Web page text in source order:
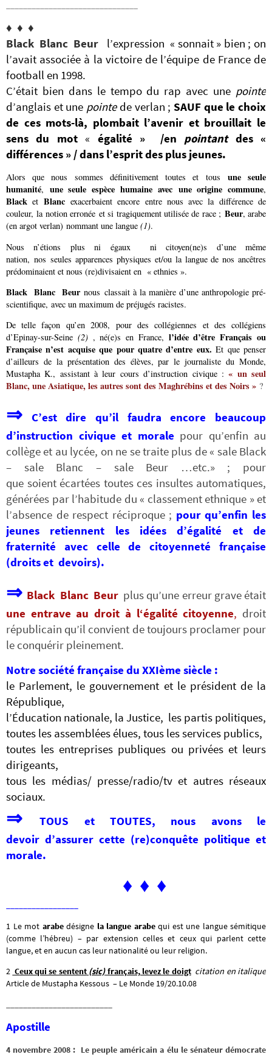
♦ ♦ ♦
Black Blanc Beur
l’expression « sonnait » bien ; on
l’avait associée à la victoire de l’équipe de France de
football en 1998.
C’était bien dans le tempo du rap avec une pointe
d’anglais et une pointede verlan ; SAUF que le choix
de ces mots-là, plombait l’avenir et brouillait le
sens du mot« égalité » /en pointantdes «
différences » / dans l’esprit des plus jeunes.
Alors que nous sommes définitivement toutes et tous une seule
humanité, une seule espèce humaine avec une origine commune,
Black et Blancexacerbaient encore entre nous avec la différence de
couleur, la notion erronée et si tragiquement utilisée de race ; Beur, arabe
(en argot verlan) nommant une langue (1).
Nous n’étions plus ni égaux ni citoyen(ne)s d’une même
nation, nos seules apparences physiques et/ou la langue de nos ancêtres
prédominaient et nous (re)divisaient en « ethnies ».
Black Blanc Beurnous classait à la manière d’une anthropologie pré-
scientifique, avec un maximum de préjugés racistes.
De telle façon qu’en 2008, pour des collégiennes et des collégiens
d’Epinay-sur-Seine (2) , né(e)s en France, l’idée d’être Français ou
Française n’est acquise que pour quatre d’entre eux. Et que penser
d’ailleurs de la présentation des élèves, par le journaliste du Monde,
Mustapha K., assistant à leur cours d’instruction civique : « un seul
Blanc, une Asiatique,les autres sont des Maghrébins et des Noirs » ?
⇒ C’est dire qu’il faudra encore beaucoup
d’instruction civique et morale pour qu’enfin au
collège et au lycée, on ne se traite plus de « sale Black
– sale Blanc – sale Beur …etc.» ; pour
que soient écartées toutes ces insultes automatiques,
générées par l’habitude du « classement ethnique » et
l’absence de respect réciproque ; pour qu’enfin les
jeunes retiennent les idées d’égalité et de
fraternité avec celle de citoyenneté française
(droits et devoirs).
⇒ Black Blanc Beur plus qu’une erreur grave était
une entrave au droit à l‘égalité citoyenne, droit
républicain qu’il convient de toujours proclamer pour
le conquérir pleinement.
Notre société française du XXIème siècle :
le Parlement, le gouvernement et le président de la
République,
l’Éducation nationale, la Justice, les partis politiques,
toutes les assemblées élues, tous les services publics,
toutes les entreprises publiques ou privées et leurs
dirigeants,
tous les médias/ presse/radio/tv et autres réseaux
sociaux.
⇒
TOUS et TOUTES, nous avons le
devoir d’assurer cette (re)conquête politique et
morale.
♦ ♦ ♦
1 Le mot arabedésigne la langue arabequi est une langue sémitique
(comme l’hébreu) – par extension celles et ceux qui parlent cette
langue, et en aucun cas leur nationalité ou leur religion.
2 Ceux qui se sentent(sic)français, levez le doigt citation en italique
Article de Mustapha Kessous – Le Monde 19/20.10.08
Apostille
4 novembre 2008 : Le peuple américain a élu le sénateur démocrate